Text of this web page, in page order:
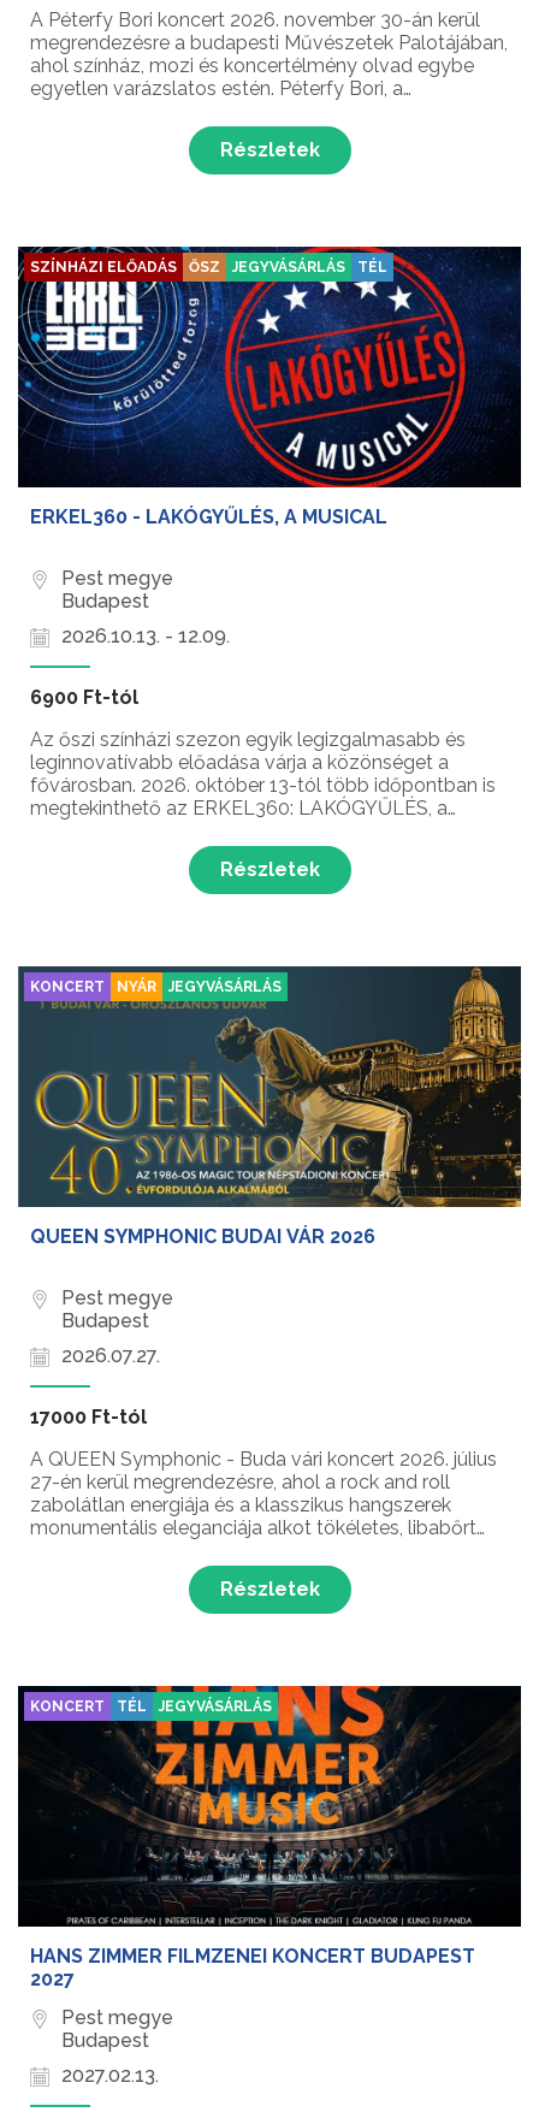
A Péterfy Bori koncert 2026. november 30-án kerül
megrendezésre a budapesti Művészetek Palotájában,
ahol színház, mozi és koncertélmény olvad egybe
egyetlen varázslatos estén. Péterfy Bori, a
meghatározó alakja az Amorf Ördögökkel, majd a
Love Banddel a hazai ...Részletek
SZÍNHÁZI ELŐADÁS ŐSZ JEGYVÁSÁRLÁS TÉL
ERKEL360 - LAKÓGYŰLÉS, A MUSICAL
Pest megye
Budapest
2026.10.13. - 12.09.
6900 Ft-tól
Az őszi színházi szezon egyik legizgalmasabb és
leginnovatívabb előadása várja a közönséget a
fővárosban. 2026. október 13-tól több időpontban is
megtekinthető az ERKEL360: LAKÓGYŰLÉS, a
különleges, formabontó színházi élmény teljesen új
megvilágításba hely...
Részletek
KONCERT NYÁR JEGYVÁSÁRLÁS
QUEEN SYMPHONIC BUDAI VÁR 2026
Pest megye
Budapest
2026.07.27.
17000 Ft-tól
A QUEEN Symphonic - Buda vári koncert 2026. július
27-én kerül megrendezésre, ahol a rock and roll
zabolátlan energiája és a klasszikus hangszerek
monumentális eleganciája alkot tökéletes, libabőrt
Szimfonikusok és a Crazy Little Queen Tribute Band
Részletek
KONCERT TÉL JEGYVÁSÁRLÁS
HANS ZIMMER FILMZENEI KONCERT BUDAPEST
2027
Pest megye
Budapest
2027.02.13.